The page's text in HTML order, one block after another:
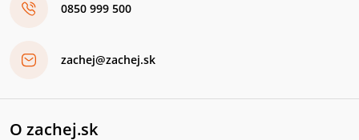
0850 999 500
zachej@zachej.sk
O zachej.sk